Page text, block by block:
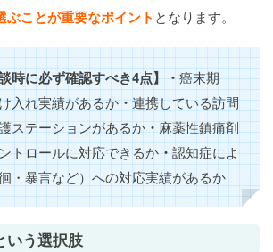
ことが重要なポイント となります。
時に必ず確認すべき4点】・癌末期
入れ実績があるか・連携している訪問
ステーションがあるか・麻薬性鎮痛剤
トロールに対応できるか・認知症によ
・暴言など）への対応実績があるか
いう選択肢